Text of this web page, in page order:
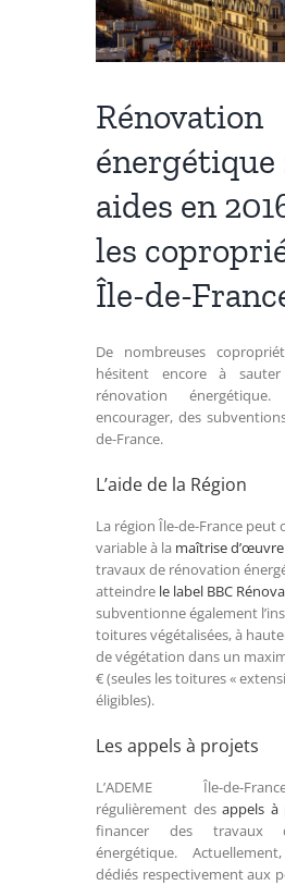
Rénovation
énergétique
aides en
les
Île-de-
De nombreuses
hésitent encore à
rénovation
encourager, des
de-France.
L’aide de la Région
La région Île-de-France peut
variable à la maîtrise d’œuvre
travaux de rénovation
atteindre le label BBC
subventionne également
toitures végétalisées, à
de végétation dans un
€ (seules les toitures «
éligibles).
Les appels à projets
L’ADEME Île-de-
régulièrement desappels à
financer des travaux
énergétique.
dédiés respectivement aux